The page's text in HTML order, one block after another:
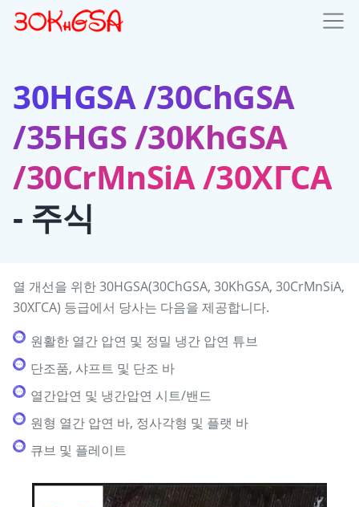
30HGSA /30ChGSA
/35HGS /30KhGSA
/30CrMnSiA /30ХГСА
- 주식
열 개선을 위한 30HGSA(30ChGSA, 30KhGSA, 30CrMnSiA,
30ХГСА) 등급에서 당사는 다음을 제공합니다.
원활한 열간 압연 및 정밀 냉간 압연 튜브
단조품, 샤프트 및 단조 바
열간압연 및 냉간압연 시트/밴드
원형 열간 압연 바, 정사각형 및 플랫 바
큐브 및 플레이트